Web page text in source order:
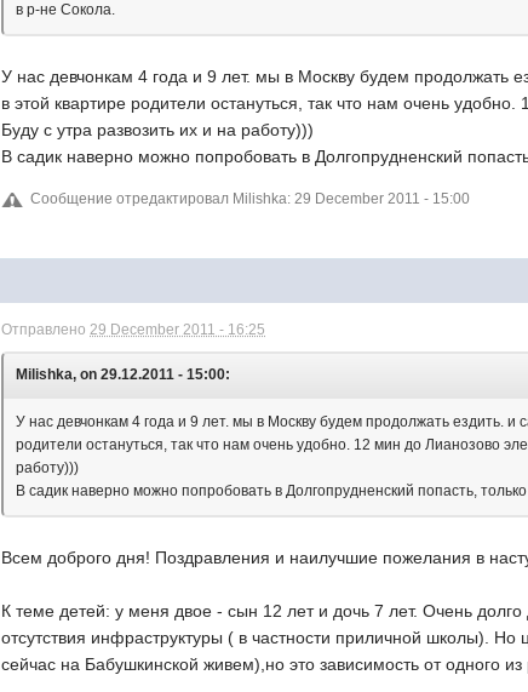
в р-не Сокола.
У нас девчонкам 4 года и 9 лет. мы в Москву будем продолжать
в этой квартире родители остануться, так что нам очень
Буду с утра развозить их и на работу)))
В садик наверно можно попробовать в Долгопрудненский
Сообщение отредактировал Milishka: 29 December 2011 - 15:00
Отправлено29 December 2011 - 16:25
Milishka, on 29.12.2011 - 15:00:
У нас девчонкам 4 года и 9 лет. мы в Москву будем продолжать ездить.
родители остануться, так что нам очень удобно. 12 мин до Лианозово
работу)))
В садик наверно можно попробовать в Долгопрудненский попасть,
Всем доброго дня! Поздравления и наилучшие пожелания в
К теме детей: у меня двое - сын 12 лет и дочь 7 лет. Очень
отсутствия инфраструктуры ( в частности приличной школы).
сейчас на Бабушкинской живем),но это зависимость от одного